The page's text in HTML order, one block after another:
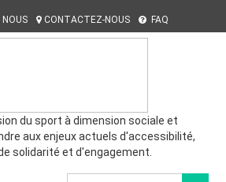
NOUS CONTACTEZ-NOUS FAQ
du sport à dimension sociale et
aux enjeux actuels d'accessibilité,
solidarité et d'engagement.